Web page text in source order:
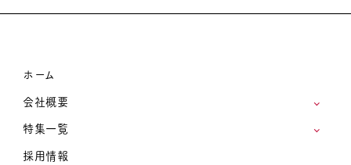
ホーム
会社概要
特集一覧
採用情報